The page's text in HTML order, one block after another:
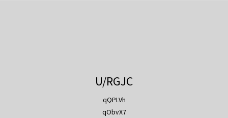
U/RGJC
qQPLVh
qObvX7